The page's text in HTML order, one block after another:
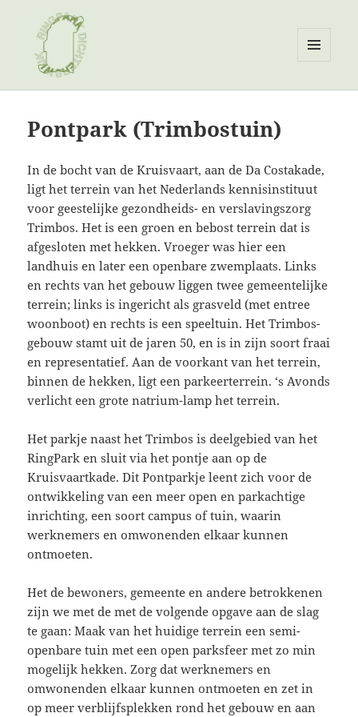
WIDGETS
Pontpark (Trimbostuin)
In de bocht van de Kruisvaart, aan de Da Costakade,
ligt het terrein van het Nederlands kennisinstituut
voor geestelijke gezondheids- en verslavingszorg
Trimbos. Het is een groen en bebost terrein dat is
afgesloten met hekken. Vroeger was hier een
landhuis en later een openbare zwemplaats. Links
en rechts van het gebouw liggen twee gemeentelijke
terrein; links is ingericht als grasveld (met entree
woonboot) en rechts is een speeltuin. Het Trimbos-
gebouw stamt uit de jaren 50, en is in zijn soort fraai
en representatief. Aan de voorkant van het terrein,
binnen de hekken, ligt een parkeerterrein. ‘s Avonds
verlicht een grote natrium-lamp het terrein.
Het parkje naast het Trimbos is deelgebied van het
RingPark en sluit via het pontje aan op de
Kruisvaartkade. Dit Pontparkje leent zich voor de
ontwikkeling van een meer open en parkachtige
inrichting, een soort campus of tuin, waarin
werknemers en omwonenden elkaar kunnen
ontmoeten.
Het de bewoners, gemeente en andere betrokkenen
zijn we met de met de volgende opgave aan de slag
te gaan: Maak van het huidige terrein een semi-
openbare tuin met een open parksfeer met zo min
mogelijk hekken. Zorg dat werknemers en
omwonenden elkaar kunnen ontmoeten en zet in
op meer verblijfsplekken rond het gebouw en aan